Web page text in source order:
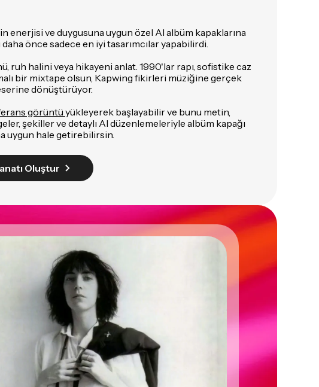
enerjisi ve duygusuna uygun özel AI albüm kapaklarına
önce sadece en iyi tasarımcılar yapabilirdi.
ruh halini veya hikayeni anlat. 1990'lar rapı, sofistike caz
bir mixtape olsun, Kapwing fikirleri müziğine gerçek
dönüştürüyor.
görüntü yükleyerek başlayabilir ve bunu metin,
şekiller ve detaylı AI düzenlemeleriyle albüm kapağı
uygun hale getirebilirsin.
Oluştur